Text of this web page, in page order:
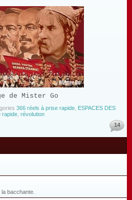
de Mister Go
366 réels à prise rapide
ESPACES DES
rapide révolution
14
bacchante.